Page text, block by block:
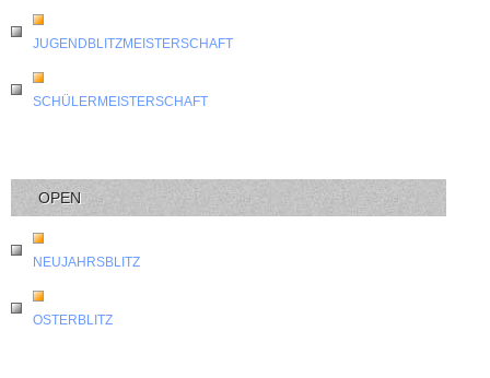
JUGENDBLITZMEISTERSCHAFT
SCHÜLERMEISTERSCHAFT
OPEN
NEUJAHRSBLITZ
OSTERBLITZ